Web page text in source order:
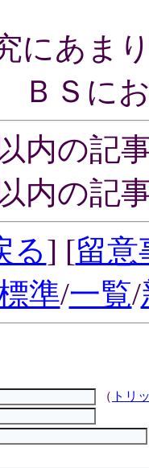
にあま
ＢＳに
内の記
内の記
る] [留意
準/一覧/
（ トリ